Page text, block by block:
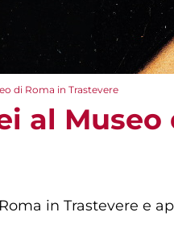
di Roma in Trastevere
al
in Trastevere e